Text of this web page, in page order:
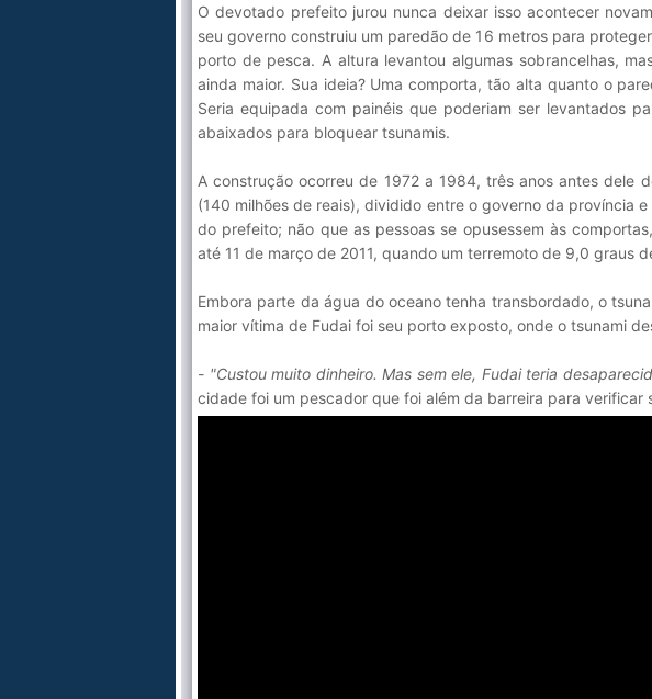
O devotado prefeito jurou nunca deixar isso acontecer
seu governo construiu um paredão de 16 metros para
porto de pesca. A altura levantou algumas sobrancelhas,
ainda maior. Sua ideia? Uma comporta, tão alta quanto o
Seria equipada com painéis que poderiam ser levantados
abaixados para bloquear tsunamis.
A construção ocorreu de 1972 a 1984, três anos antes dele
(140 milhões de reais), dividido entre o governo da província
do prefeito; não que as pessoas se opusessem às
até 11 de março de 2011, quando um terremoto de 9,0 graus
Embora parte da água do oceano tenha transbordado, o
maior vítima de Fudai foi seu porto exposto, onde o tsunami
- "Custou muito dinheiro. Mas sem ele, Fudai teria
cidade foi um pescador que foi além da barreira para verificar